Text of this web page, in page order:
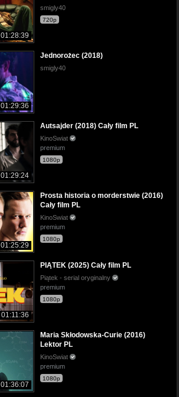
01:28:39
smigly40
720p
01:29:36
Jednorożec (2018)
smigly40
01:29:24
Autsajder (2018) Cały film PL
KinoSwiat
premium
1080p
01:25:29
Prosta historia o morderstwie (2016)
Cały film PL
KinoSwiat
premium
1080p
01:11:36
PIĄTEK (2025) Cały film PL
Piątek - serial oryginalny
premium
1080p
01:36:07
Maria Skłodowska-Curie (2016)
Lektor PL
KinoSwiat
premium
1080p